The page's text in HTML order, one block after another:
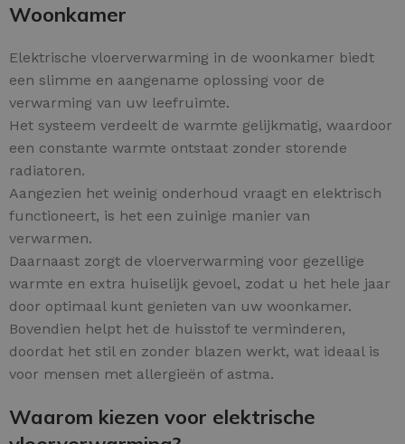
Woonkamer
Elektrische vloerverwarming in de woonkamer biedt
een slimme en aangename oplossing voor de
verwarming van uw leefruimte.
Het systeem verdeelt de warmte gelijkmatig, waardoor
een constante warmte ontstaat zonder storende
radiatoren.
Aangezien het weinig onderhoud vraagt en elektrisch
functioneert, is het een zuinige manier van
verwarmen.
Daarnaast zorgt de vloerverwarming voor gezellige
warmte en extra huiselijk gevoel, zodat u het hele jaar
door optimaal kunt genieten van uw woonkamer.
Bovendien helpt het de huisstof te verminderen,
doordat het stil en zonder blazen werkt, wat ideaal is
voor mensen met allergieën of astma.
Waarom kiezen voor elektrische